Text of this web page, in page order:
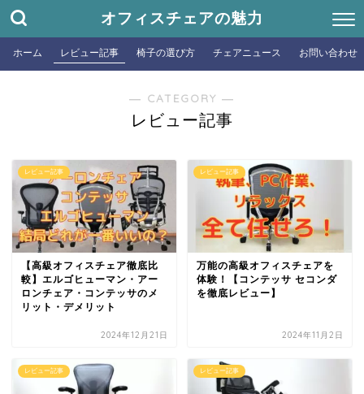
オフィスチェアの魅力
ホーム レビュー記事 椅子の選び方 チェアニュース お問い合わせ
― CATEGORY ―
レビュー記事
レビュー記事
【高級オフィスチェア徹底比
較】エルゴヒューマン・アー
ロンチェア・コンテッサのメ
リット・デメリット
2024年12月21日
レビュー記事
万能の高級オフィスチェアを
体験！【コンテッサ セコンダ
を徹底レビュー】
2024年11月2日
レビュー記事 レビュー記事